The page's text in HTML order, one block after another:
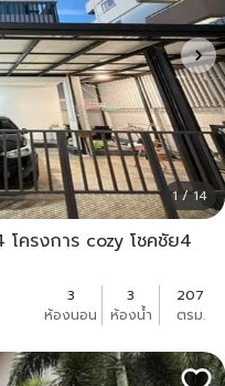
1 / 14
โครงการ cozy โชคชัย4
3
ห้องนอน
3
ห้องน้ำ
207
ตรม.